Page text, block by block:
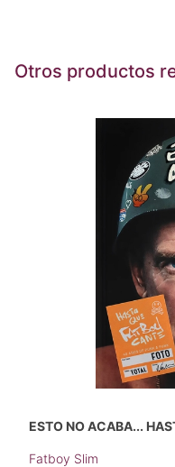
Otros productos
ESTO NO ACABA...
Fatboy Slim